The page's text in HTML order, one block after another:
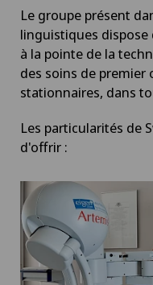
Le groupe présent
linguistiques
à la pointe de la
des soins de
stationnaires, dans
Les particularités de
d'offrir :